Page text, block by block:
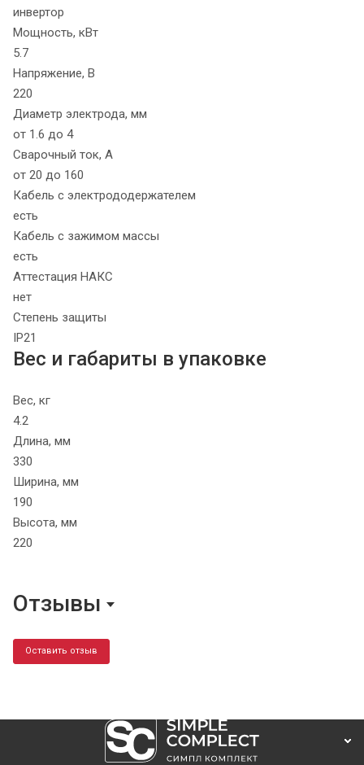
инвертор
Мощность, кВт
5.7
Напряжение, В
220
Диаметр электрода, мм
от 1.6 до 4
Сварочный ток, А
от 20 до 160
Кабель с электрододержателем
есть
Кабель с зажимом массы
есть
Аттестация НАКС
нет
Степень защиты
IP21
Вес и габариты в упаковке
Вес, кг
4.2
Длина, мм
330
Ширина, мм
190
Высота, мм
220
Отзывы
Оставить отзыв